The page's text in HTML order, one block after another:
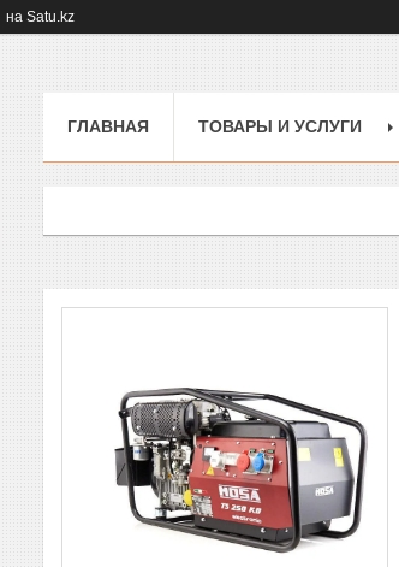
на Satu.kz
ГЛАВНАЯ ТОВАРЫ И УСЛУГИ